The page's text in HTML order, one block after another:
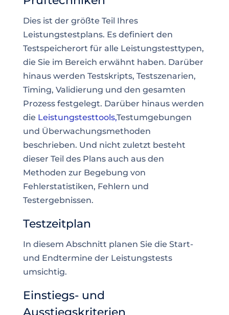
Dies ist der größte Teil Ihres
Leistungstestplans. Es definiert den
Testspeicherort für alle Leistungstesttypen,
die Sie im Bereich erwähnt haben. Darüber
hinaus werden Testskripts, Testszenarien,
Timing, Validierung und den gesamten
Prozess festgelegt. Darüber hinaus werden
die Leistungstesttools,Testumgebungen
und Überwachungsmethoden
beschrieben. Und nicht zuletzt besteht
dieser Teil des Plans auch aus den
Methoden zur Begebung von
Fehlerstatistiken, Fehlern und
Testergebnissen.
Testzeitplan
In diesem Abschnitt planen Sie die Start-
und Endtermine der Leistungstests
umsichtig.
Einstiegs- und
Ausstiegskriterien